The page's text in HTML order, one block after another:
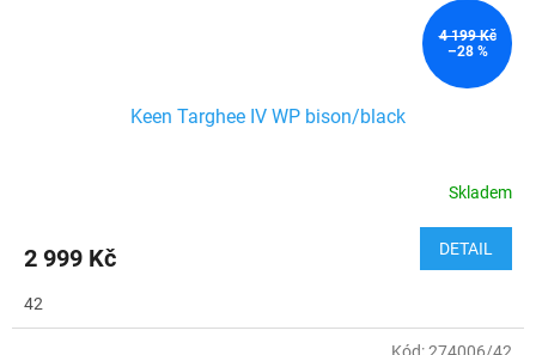
4 199 Kč
–28 %
Keen Targhee IV WP bison/black
Skladem
2 999 Kč DETAIL
42